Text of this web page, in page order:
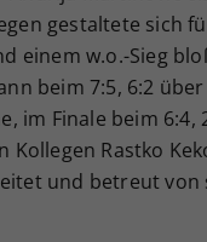
gestaltete sich
einem w.o.-Sieg
beim 7:5, 6:2
im Finale beim
Kollegen Rastko
und betreut